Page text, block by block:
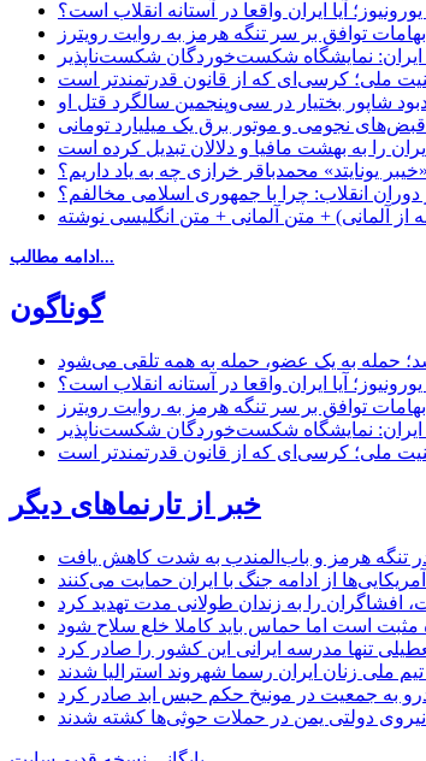
آیا ایران واقعا در آستانه انقلاب است؟
توافق بر سر تنگه هرمز به روایت رویترز
نمایشگاه شکست‌خوردگان شکست‌ناپذیر
ملی؛ کرسی‌ای که از قانون قدرتمندتر است
شاپور بختیار در سی‌وپنجمین سالگرد قتل او
نجومی و موتور برق یک میلیارد تومانی
را به بهشت مافیا و دلالان تبدیل کرده است
«خیبر یونایتد» محمدباقر خرازی چه به یاد داریم؟
انقلاب: چرا با جمهوری اسلامی مخالفم؟
آلمانی) + متن آلمانی + متن انگلیسی نوشته
ادامه مطالب...
گوناگون
حمله به یک عضو، حمله به همه تلقی می‌شود
آیا ایران واقعا در آستانه انقلاب است؟
توافق بر سر تنگه هرمز به روایت رویترز
نمایشگاه شکست‌خوردگان شکست‌ناپذیر
ملی؛ کرسی‌ای که از قانون قدرتمندتر است
خبر از تارنماهای دیگر
در تنگه هرمز و باب‌المندب به شدت کاهش یافت
از ادامه جنگ با ایران حمایت می‌کنند
افشاگران را به زندان طولانی مدت تهدید کرد
است اما حماس باید کاملا خلع سلاح شود
تنها مدرسه ایرانی این کشور را صادر کرد
ملی زنان ایران رسما شهروند استرالیا شدند
به جمعیت در مونیخ حکم حبس ابد صادر کرد